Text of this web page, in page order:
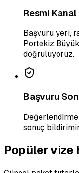
Resmi
Başvuru yeri,
Portekiz
doğruluyoruz.
Başvuru
sonuç
Popüler vize